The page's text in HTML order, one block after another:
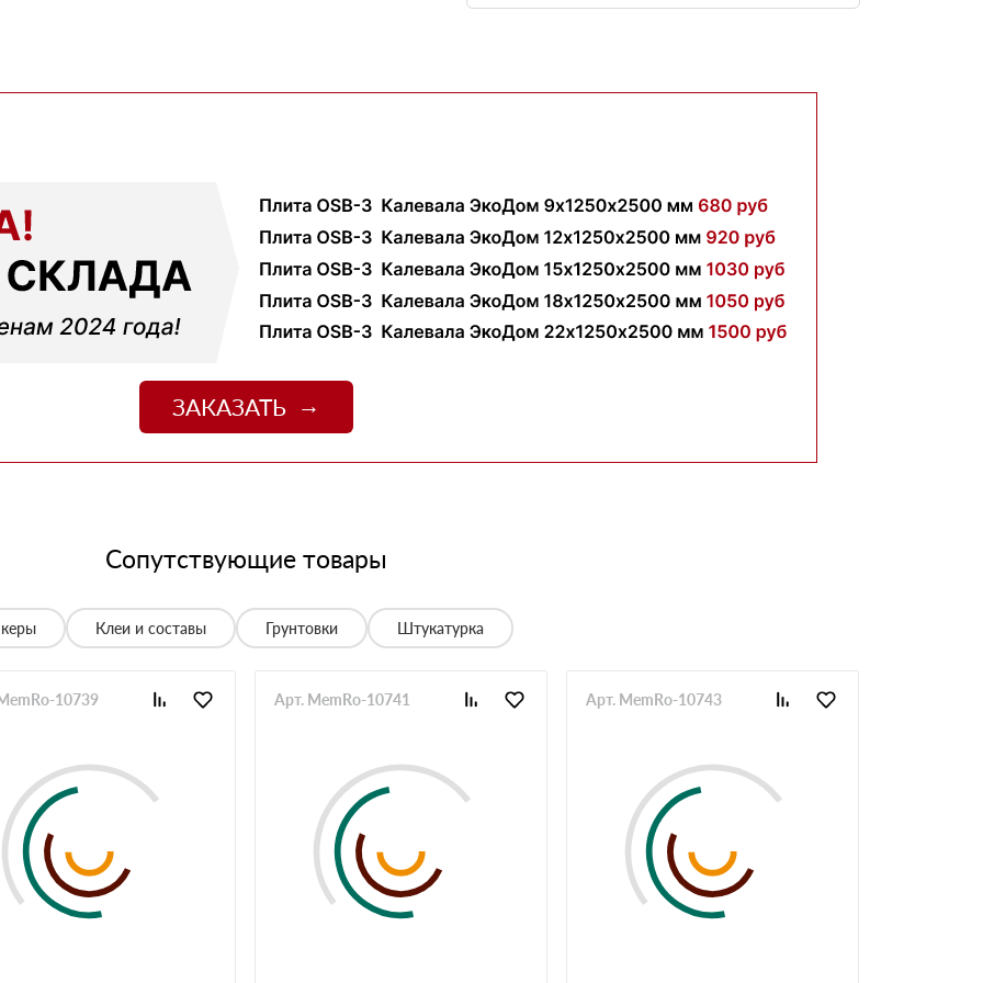
но отношение нормальное, наверное будем
покупал, быстро отработали заявку и уже на
12 октября 2025
с другими поставщиками, здесь получилось
муж принял доставку и только потом оплатил
01 сентября 2025
и больше сказать нечего, четко и по делу
Денис объяснил разницу между материалами и
Доставили без задержек
13 июня 2025
менеджеру Алёне с организацией доставки с
28 мая 2025
нет, работаю уже напрямую с менеджером, что удобно.
20 мая 2025
неделе получили вторую. Всё супер
нет. Единственное неудобство было с проездом к
объяснил нормально. Забрали без проблем,
12 мая 2025
без лишних вопросов, спасибо менеджеру Евгению
04 мая 2025
есть нужный транспорт, если сложный подъезд на
ЗАКАЗАТЬ
Сопутствующие товары
Клеи и составы Грунтовки Штукатурка
10739 Арт. MemRo-10741 Арт. MemRo-10743